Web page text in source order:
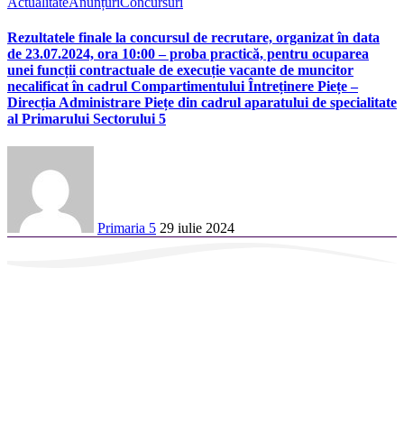
Rezultatele finale la concursul de recrutare, organizat în data
de 23.07.2024, ora 10:00 – proba practică, pentru ocuparea
unei funcții contractuale de execuție vacante de muncitor
necalificat în cadrul Compartimentului Întreținere Piețe –
Direcția Administrare Piețe din cadrul aparatului de specialitate
al Primarului Sectorului 5
Primaria 5 29 iulie 2024